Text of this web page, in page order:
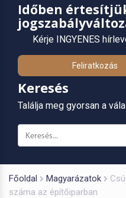
Időben
Kérje INGYENES
Feliratkozás
Keresés
Találja meg gyorsan a
Főoldal Magyarázatok
száma az építőiparban